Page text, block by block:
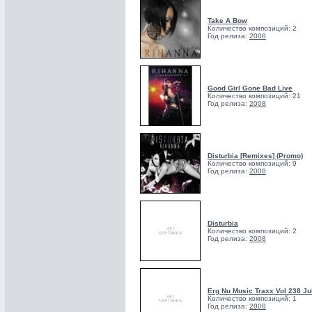
Take A Bow
Количество композиций: 2
Год релиза: 2008
Good Girl Gone Bad Live
Количество композиций: 21
Год релиза: 2008
Disturbia [Remixes] (Promo)
Количество композиций: 9
Год релиза: 2008
Disturbia
Количество композиций: 2
Год релиза: 2008
Erg Nu Music Traxx Vol 238
Количество композиций: 1
Год релиза: 2008